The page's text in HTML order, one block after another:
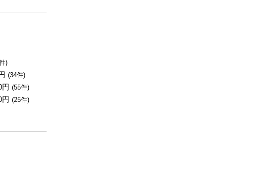
)
(34件)
円 (55件)
円 (25件)